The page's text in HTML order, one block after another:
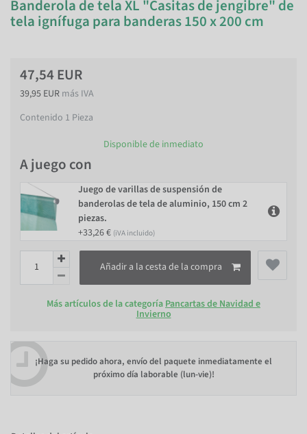
Banderola de tela XL "Casitas de jengibre" de
tela ignífuga para banderas 150 x 200 cm
47,54 EUR
39,95 EUR más IVA
Contenido 1 Pieza
Disponible de inmediato
A juego con
Juego de varillas de suspensión de
banderolas de tela de aluminio, 150 cm 2
piezas.
+33,26 € (iVA incluido)
Añadir a la cesta de la compra
Más artículos de la categoría Pancartas de Navidad e
Invierno
¡Haga su pedido ahora, envío del paquete inmediatamente el
próximo día laborable (lun-vie)!